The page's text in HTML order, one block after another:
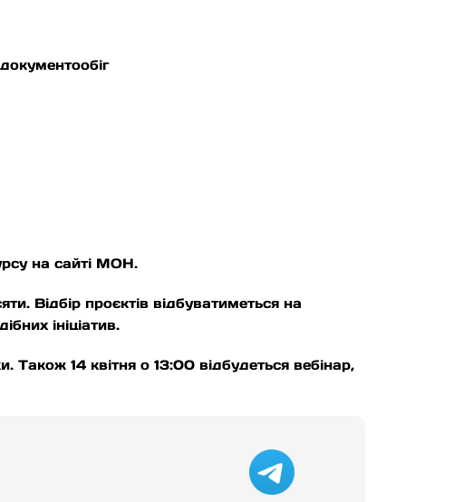
на сайті МОН.
Відбір проєктів відбуватиметься на
ініціатив.
Також 14 квітня о 13:00 відбудеться вебінар,